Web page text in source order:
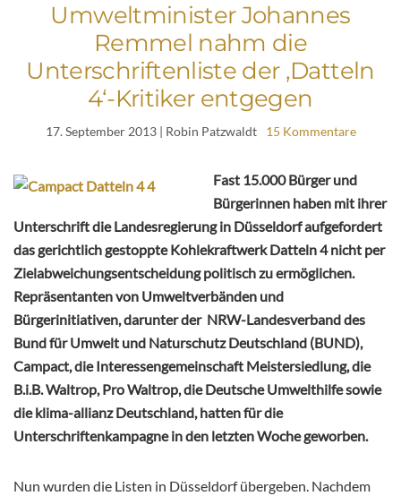
Umweltminister Johannes
Remmel nahm die
Unterschriftenliste der ‚Datteln
4‘-Kritiker entgegen
17. September 2013| Robin Patzwaldt 15 Kommentare
Fast 15.000 Bürger und
Bürgerinnen haben mit ihrer
Unterschrift die Landesregierung in Düsseldorf aufgefordert
das gerichtlich gestoppte Kohlekraftwerk Datteln 4 nicht per
Zielabweichungsentscheidung politisch zu ermöglichen.
Repräsentanten von Umweltverbänden und
Bürgerinitiativen, darunter der NRW-Landesverband des
Bund für Umwelt und Naturschutz Deutschland (BUND),
Campact, die Interessengemeinschaft Meistersiedlung, die
B.i.B. Waltrop, Pro Waltrop, die Deutsche Umwelthilfe sowie
die klima-allianz Deutschland, hatten für die
Unterschriftenkampagne in den letzten Woche geworben.
Nun wurden die Listen in Düsseldorf übergeben. Nachdem